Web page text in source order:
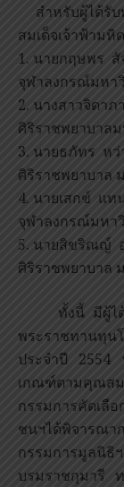
สำหรับผู้ได้รับ
สมเด็จเจ้าฟ้าม
1. นายกฤษ
จุฬาลงกรณ์มหา
2. นางสาวจิด
ศิริราชพยาบาล
3. นายธภัท
ศิริราชพยาบาล
4. นายเสกข์
จุฬาลงกรณ์มหา
5. นายสิข
ศิริราชพยาบาล
ทั้งนี้ มีผู้ได้รับ
พระราชทานทุนโ
ประจำปี
เกณฑ์ตามคุณส
กรรมการคัดเลื
ชนฯได้พิจารณ
กรรมการมูลนิธิ
บรมราชกุมารี